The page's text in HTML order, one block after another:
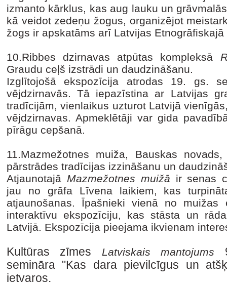
izmanto kārklus, kas aug lauku un
kā veidot zedeņu žogus, organizējot
žogs ir apskatāms arī Latvijas
10.Ribbes dzirnavas atpūtas kompleksā
Graudu ceļš izstrādi un daudzināšanu.
Izglītojošā ekspozīcija atrodas 19. gs.
vējdzirnavās. Tā iepazīstina ar Latvijas
tradīcijām, vienlaikus uzturot Latvijā
vējdzirnavas. Apmeklētāji var gida
pīrāgu cepšanā.
11.Mazmežotnes muiža, Bauskas
pārstrādes tradīcijas izzināšanu un
Atjaunotajā Mazmežotnes muižā ir senas
jau no grāfa Līvena laikiem, kas
atjaunošanas. Īpašnieki vienā no
interaktīvu ekspozīciju, kas stāsta un
Latvijā. Ekspozīcija pieejama ikvienam
Kultūras zīmes Latviskais mantojums
semināra "Kas dara pievilcīgus un
ietvaros.